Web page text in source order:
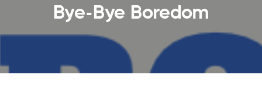
Bye-Bye Boredom